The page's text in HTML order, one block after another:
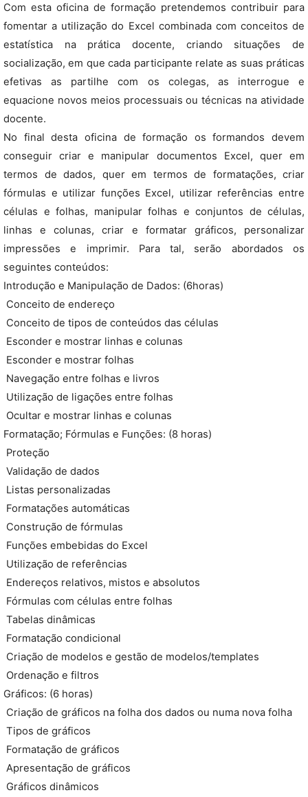
Com esta oficina de formação pretendemos contribuir para
fomentar a utilização do Excel combinada com conceitos de
estatística na prática docente, criando situações de
socialização, em que cada participante relate as suas práticas
efetivas as partilhe com os colegas, as interrogue e
equacione novos meios processuais ou técnicas na atividade
docente.
No final desta oficina de formação os formandos devem
conseguir criar e manipular documentos Excel, quer em
termos de dados, quer em termos de formatações, criar
fórmulas e utilizar funções Excel, utilizar referências entre
células e folhas, manipular folhas e conjuntos de células,
linhas e colunas, criar e formatar gráficos, personalizar
impressões e imprimir. Para tal, serão abordados os
seguintes conteúdos:
Introdução e Manipulação de Dados: (6horas)
 Conceito de endereço
 Conceito de tipos de conteúdos das células
 Esconder e mostrar linhas e colunas
 Esconder e mostrar folhas
 Navegação entre folhas e livros
 Utilização de ligações entre folhas
 Ocultar e mostrar linhas e colunas
Formatação; Fórmulas e Funções: (8 horas)
 Proteção
 Validação de dados
 Listas personalizadas
 Formatações automáticas
 Construção de fórmulas
 Funções embebidas do Excel
 Utilização de referências
 Endereços relativos, mistos e absolutos
 Fórmulas com células entre folhas
 Tabelas dinâmicas
 Formatação condicional
 Criação de modelos e gestão de modelos/templates
 Ordenação e filtros
Gráficos: (6 horas)
 Criação de gráficos na folha dos dados ou numa nova folha
 Tipos de gráficos
 Formatação de gráficos
 Apresentação de gráficos
 Gráficos dinâmicos